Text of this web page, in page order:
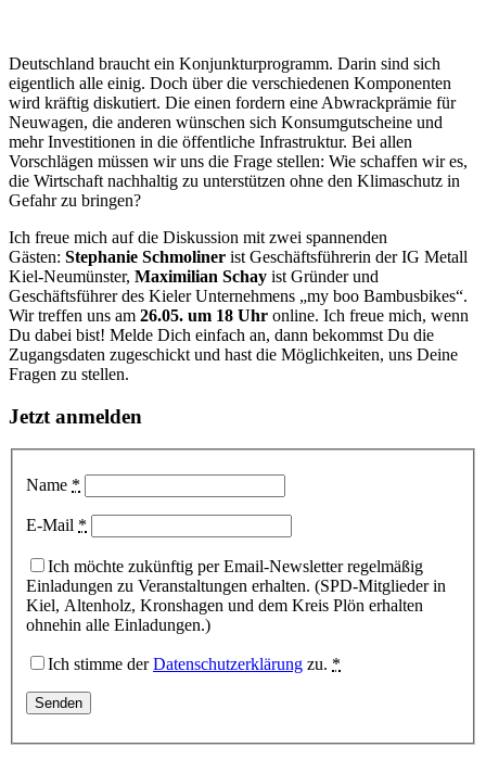
Deutschland braucht ein Konjunkturprogramm. Darin sind sich
eigentlich alle einig. Doch über die verschiedenen Komponenten
wird kräftig diskutiert. Die einen fordern eine Abwrackprämie für
Neuwagen, die anderen wünschen sich Konsumgutscheine und
mehr Investitionen in die öffentliche Infrastruktur. Bei allen
Vorschlägen müssen wir uns die Frage stellen: Wie schaffen wir es,
die Wirtschaft nachhaltig zu unterstützen ohne den Klimaschutz in
Gefahr zu bringen?
Ich freue mich auf die Diskussion mit zwei spannenden
Gästen: Stephanie Schmoliner ist Geschäftsführerin der IG Metall
Kiel-Neumünster, Maximilian Schay ist Gründer und
Geschäftsführer des Kieler Unternehmens „my boo Bambusbikes“.
Wir treffen uns am 26.05. um 18 Uhr online. Ich freue mich, wenn
Du dabei bist! Melde Dich einfach an, dann bekommst Du die
Zugangsdaten zugeschickt und hast die Möglichkeiten, uns Deine
Fragen zu stellen.
Jetzt anmelden
Name *
E-Mail *
Ich möchte zukünftig per Email-Newsletter regelmäßig
Einladungen zu Veranstaltungen erhalten. (SPD-Mitglieder in
Kiel, Altenholz, Kronshagen und dem Kreis Plön erhalten
ohnehin alle Einladungen.)
Ich stimme derDatenschutzerklärung zu. *